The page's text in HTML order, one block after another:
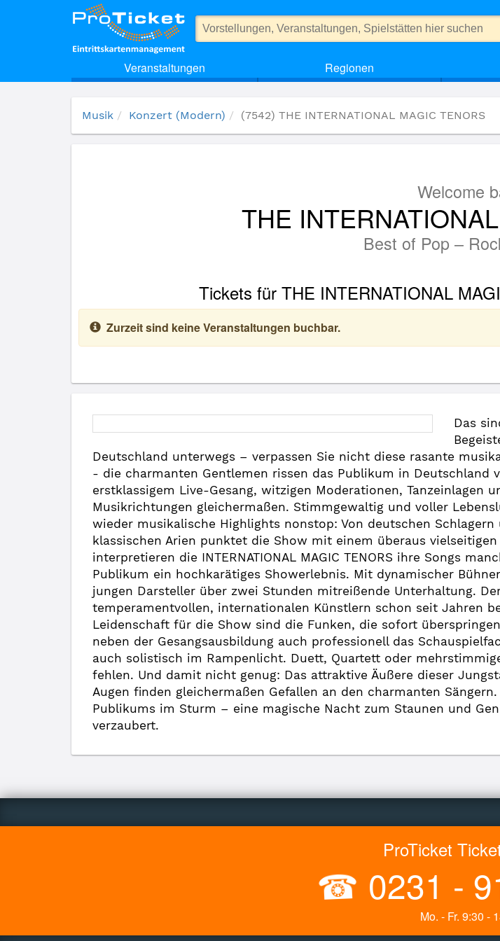
Veranstaltungen Regionen
(7542) THE INTERNATIONAL MAGIC TENORS
Musik Konzert (Modern) (7542) THE INTERNATIONAL MAGIC TENORS
Welcome
THE
Best of Pop –
Tickets für THE INTERNATIONAL
Zurzeit sind keine Veranstaltungen buchbar.
Das
Deutschland unterwegs – verpassen Sie nicht diese rasante
- die charmanten Gentlemen rissen das Publikum in Deutschland
erstklassigem Live-Gesang, witzigen Moderationen, Tanzeinlagen
Musikrichtungen gleichermaßen. Stimmgewaltig und voller
wieder musikalische Highlights nonstop: Von deutschen
klassischen Arien punktet die Show mit einem überaus
interpretieren die INTERNATIONAL MAGIC TENORS ihre Songs
Publikum ein hochkarätiges Showerlebnis. Mit dynamischer
jungen Darsteller über zwei Stunden mitreißende Unterhaltung.
temperamentvollen, internationalen Künstlern schon seit Jahren
Leidenschaft für die Show sind die Funken, die sofort
neben der Gesangsausbildung auch professionell das
auch solistisch im Rampenlicht. Duett, Quartett oder
fehlen. Und damit nicht genug: Das attraktive Äußere dieser
Augen finden gleichermaßen Gefallen an den charmanten
Publikums im Sturm – eine magische Nacht zum Staunen und
verzaubert.
ProTicket
☎ 0231 -
Mo. - Fr. 9:30 -